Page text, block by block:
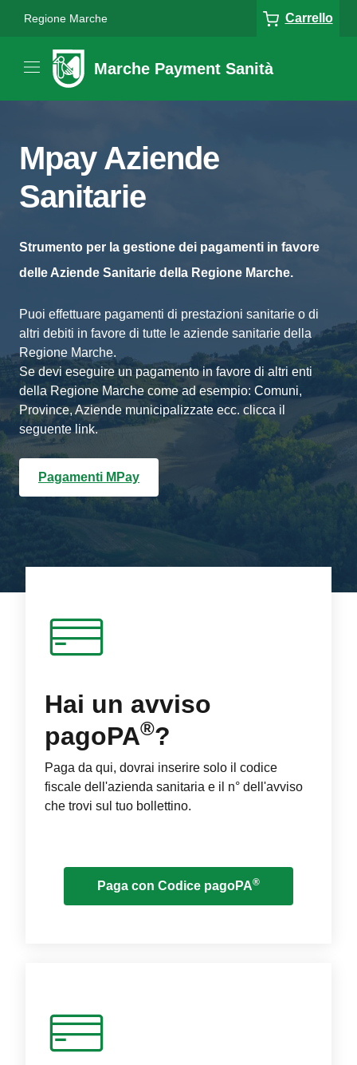
Regione Marche Carrello
Marche Payment Sanità
Mpay Aziende
Sanitarie
Strumento per la gestione dei pagamenti in favore
delle Aziende Sanitarie della Regione Marche.
Puoi effettuare pagamenti di prestazioni sanitarie o di
altri debiti in favore di tutte le aziende sanitarie della
Regione Marche.
Se devi eseguire un pagamento in favore di altri enti
della Regione Marche come ad esempio: Comuni,
Province, Aziende municipalizzate ecc. clicca il
seguente link.
Pagamenti MPay
Hai un avviso
pagoPA®?
Paga da qui, dovrai inserire solo il codice
fiscale dell'azienda sanitaria e il n° dell'avviso
che trovi sul tuo bollettino.
Paga con Codice pagoPA®